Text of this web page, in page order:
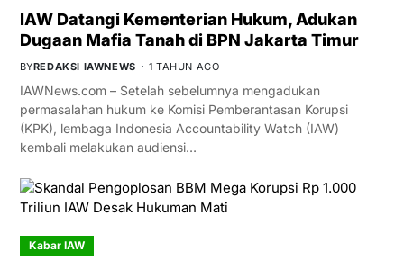
IAW Datangi Kementerian Hukum, Adukan
Dugaan Mafia Tanah di BPN Jakarta Timur
BYREDAKSI IAWNEWS 1 TAHUN AGO
IAWNews.com – Setelah sebelumnya mengadukan
permasalahan hukum ke Komisi Pemberantasan Korupsi
(KPK), lembaga Indonesia Accountability Watch (IAW)
kembali melakukan audiensi…
Kabar IAW